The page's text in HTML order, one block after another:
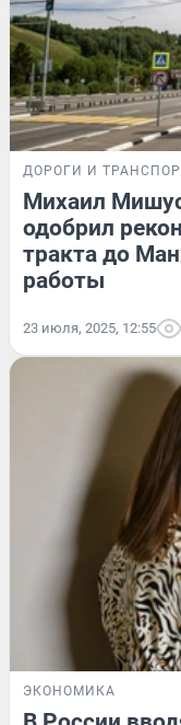
ДОРОГИ И
Михаил
одобрил
тракта до
работы
23 июля, 2025, 12:55
ЭКОНОМИКА